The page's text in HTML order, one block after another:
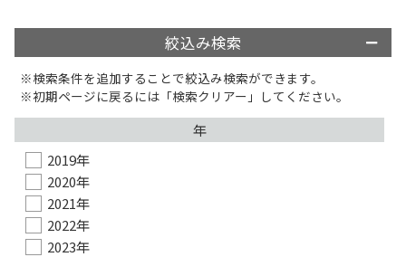
絞込み検索
検索条件を追加することで絞込み検索ができます。
初期ページに戻るには「検索クリアー」してください。
年
2019年
2020年
2021年
2022年
2023年